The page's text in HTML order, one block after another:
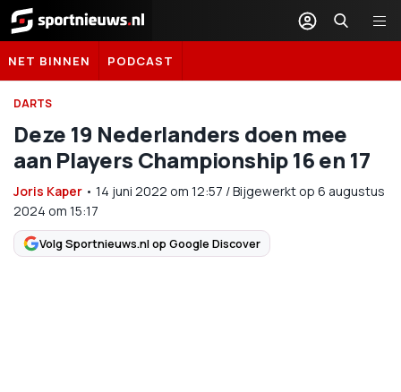
Sportnieuws.nl
NET BINNEN PODCAST
DARTS
Deze 19 Nederlanders doen mee
aan Players Championship 16 en 17
Joris Kaper • 14 juni 2022 om 12:57 /Bijgewerkt op 6 augustus
2024 om 15:17
Volg Sportnieuws.nl op Google Discover